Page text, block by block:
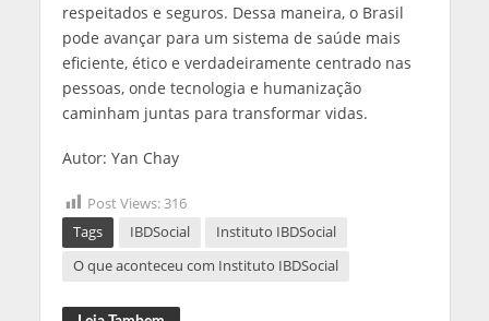
respeitados e seguros. Dessa maneira, o Brasil
pode avançar para um sistema de saúde mais
eficiente, ético e verdadeiramente centrado nas
pessoas, onde tecnologia e humanização
caminham juntas para transformar vidas.
Autor: Yan Chay
Post Views: 316
Tags
IBDSocial
Instituto IBDSocial
O que aconteceu com Instituto IBDSocial